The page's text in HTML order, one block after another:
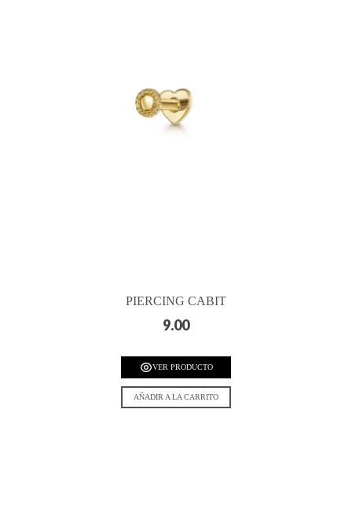
PIERCING CABIT
9.00
VER PRODUCTO
AÑADIR A LA CARRITO